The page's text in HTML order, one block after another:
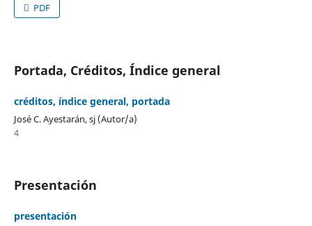
PDF
Portada, Créditos, Índice general
créditos, índice general, portada
José C. Ayestarán, sj (Autor/a)
4
Presentación
presentación